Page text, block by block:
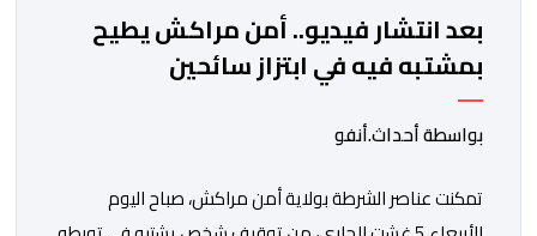
بعد انتشار فيديو.. أمن مراكش يطيح
بمشتبه فيه في ابتزاز سائحين
بواسطة أحداث.أنفو
تمكنت عناصر الشرطة بولاية أمن مراكش، صباح اليوم